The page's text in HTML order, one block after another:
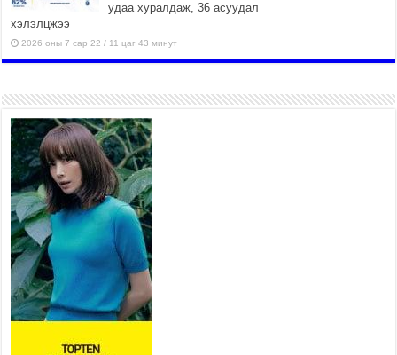
удаа хуралдаж, 36 асуудал
хэлэлцжээ
2026 оны 7 сар 22 / 11 цаг 43 минут
боломжтой-Хүүхэд хөгжүүлэх
төв” байгуулах төсөлд төр,
хувийн хэвшлийн түншлэлийн хүрээнд хамтран
ажиллахыг урьж байна
2026 оны 7 сар 22 / 9 цаг 28 минут
Б.Пүрэвдагва: “Урт цагаан”-ыг
залуучууд чөлөөт цагаа
өнгөрүүлдэг, жуулчид зорьж
ирдэг цэг болгоно
2026 оны 7 сар 21 / 16 цаг 47 минут
Тусгай замын автобус /BRT/ төслийн удирдах
хорооны ээлжит хуралдаан боллоо